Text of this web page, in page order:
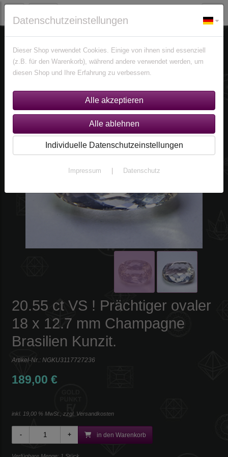
Edelsteine Kunzite
20.55 ct VS ! Prächtiger ovaler
18 x 12.7 mm Champagne
Brasilien Kunzit.
Artikel-Nr.: NGKU3117727236
189,00 €
inkl. 19,00 % MwSt., zzgl. Versandkosten
in den Warenkorb
Datenschutzeinstellungen
Dieser Shop verwendet Cookies. Einige von ihnen sind essenziell
(z.B. für den Warenkorb), während andere verwendet werden, um
diesen Shop und Ihre Erfahrung zu verbessern.
Individuelle Datenschutzeinstellungen
Impressum Datenschutz